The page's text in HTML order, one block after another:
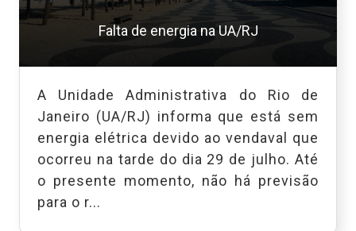
Falta de energia na UA/RJ
A Unidade Administrativa do Rio de
Janeiro (UA/RJ) informa que está sem
energia elétrica devido ao vendaval que
ocorreu na tarde do dia 29 de julho. Até
o presente momento, não há previsão
para o r...